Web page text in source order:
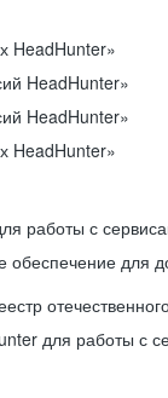
HeadHunter»
HeadHunter»
HeadHunter»
HeadHunter»
работы с
для
для работы с